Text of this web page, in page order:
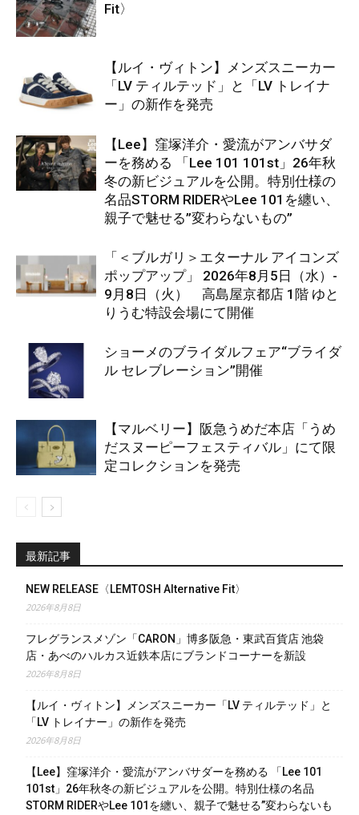
Fit〉
【ルイ・ヴィトン】メンズスニーカー
「LV ティルテッド」と「LV トレイナ
ー」の新作を発売
【Lee】窪塚洋介・愛流がアンバサダ
ーを務める 「Lee 101 101st」26年秋
冬の新ビジュアルを公開。特別仕様の
名品STORM RIDERやLee 101を纏い、
親子で魅せる”変わらないもの”
「＜ブルガリ＞エターナル アイコンズ
ポップアップ」 2026年8月5日（水）-
9月8日（火） 高島屋京都店 1階 ゆと
りうむ特設会場にて開催
ショーメのブライダルフェア“ブライダ
ル セレブレーション”開催
【マルベリー】阪急うめだ本店「うめ
だスヌーピーフェスティバル」にて限
定コレクションを発売
最新記事
NEW RELEASE〈LEMTOSH Alternative Fit〉
2026年8月8日
フレグランスメゾン「CARON」博多阪急・東武百貨店 池袋
店・あべのハルカス近鉄本店にブランドコーナーを新設
2026年8月8日
【ルイ・ヴィトン】メンズスニーカー「LV ティルテッド」と
「LV トレイナー」の新作を発売
2026年8月8日
【Lee】窪塚洋介・愛流がアンバサダーを務める 「Lee 101
101st」26年秋冬の新ビジュアルを公開。特別仕様の名品
STORM RIDERやLee 101を纏い、親子で魅せる”変わらないも